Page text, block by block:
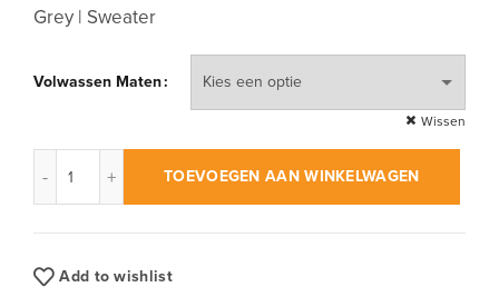
Grey | Sweater
Volwassen Maten
Wissen
TOEVOEGEN AAN WINKELWAGEN
Add to wishlist